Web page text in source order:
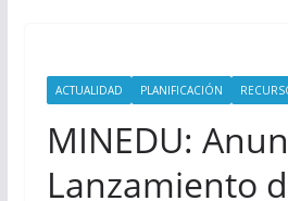
ACTUALIDAD PLANIFICACIÓN
MINEDU:
Lanzamiento